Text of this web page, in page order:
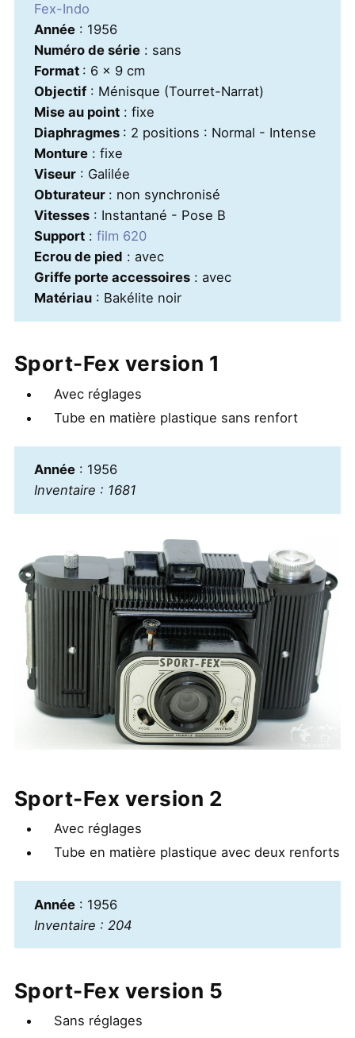
Fex-Indo
Année: 1956
Numéro de série: sans
Format : 6 x 9 cm
Objectif: Ménisque (Tourret-Narrat)
Mise au point: fixe
Diaphragmes : 2 positions : Normal - Intense
Monture: fixe
Viseur: Galilée
Obturateur : non synchronisé
Vitesses: Instantané - Pose B
Support: film 620
Ecrou de pied : avec
Griffe porte accessoires: avec
Matériau: Bakélite noir
Sport-Fex version 1
Avec réglages
Tube en matière plastique sans renfort
Année: 1956
Inventaire : 1681
Sport-Fex version 2
Avec réglages
Tube en matière plastique avec deux renforts
Année: 1956
Inventaire : 204
Sport-Fex version 5
Sans réglages